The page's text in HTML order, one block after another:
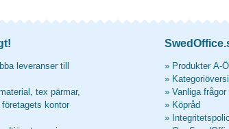
leveranser till
tex pärmar,
kontor
» Produkter A-Ö
»
» Vanliga frågor
» Köpråd
»